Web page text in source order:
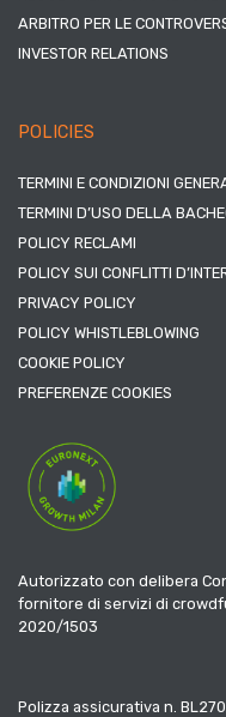
ARBITRO PER LE
INVESTOR RELATIONS
POLICIES
TERMINI E CONDIZIONI
TERMINI D’USO DELLA
POLICY RECLAMI
POLICY SUI CONFLITTI
PRIVACY POLICY
POLICY WHISTLEBLOWING
COOKIE POLICY
PREFERENZE COOKIES
Autorizzato con delibera
fornitore di servizi di
2020/1503
Polizza assicurativa n.